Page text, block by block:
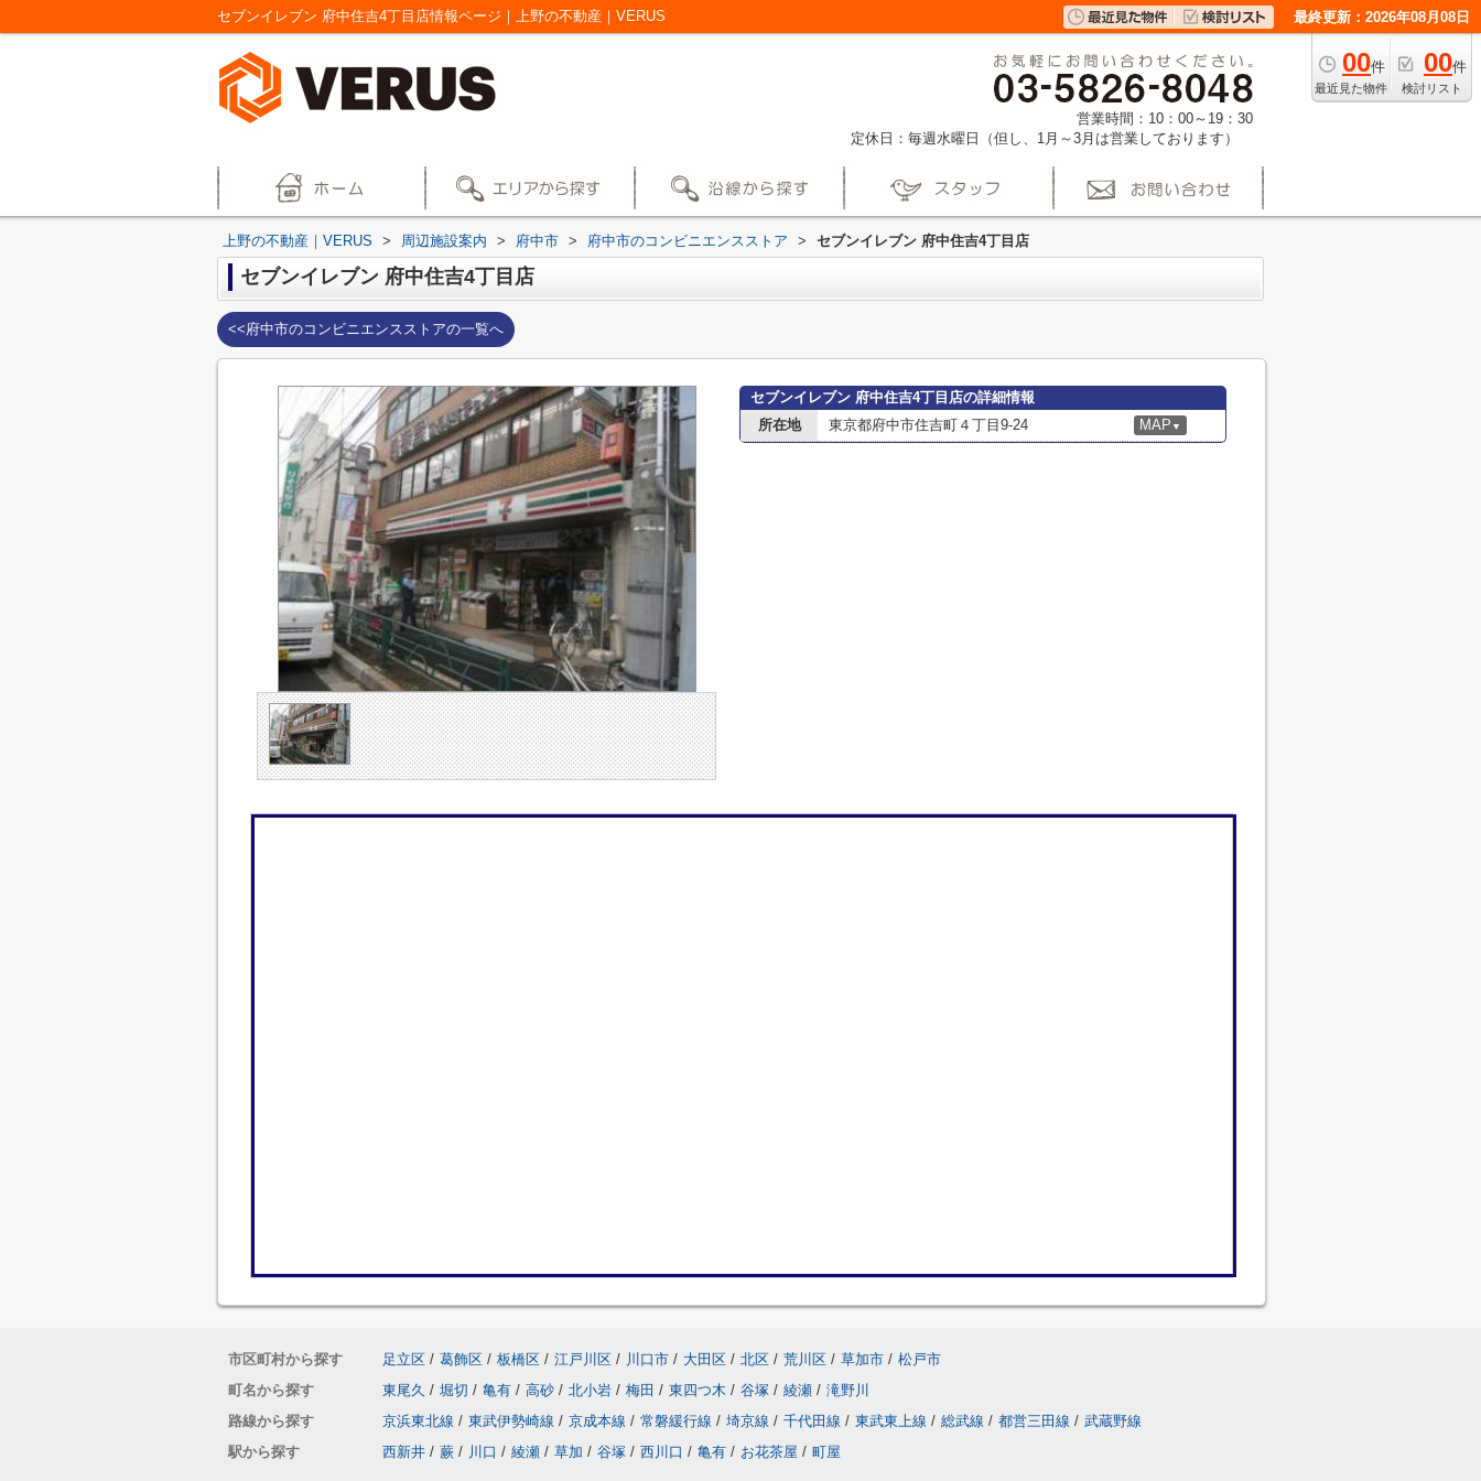
セブンイレブン 府中住吉4丁目店情報ページ｜上野の不動産｜VERUS 最終更新：2026年08月08日
00件
最近見た物件
00件
検討リスト
営業時間：10：00～19：30
定休日：毎週水曜日（但し、1月～3月は営業しております）
上野の不動産｜VERUS > 周辺施設案内 > 府中市 > 府中市のコンビニエンスストア > セブンイレブン 府中住吉4丁目店
セブンイレブン 府中住吉4丁目店
<<府中市のコンビニエンスストアの一覧へ
セブンイレブン 府中住吉4丁目店の詳細情報
所在地
東京都府中市住吉町４丁目9-24 MAP ▼
市区町村から探す 足立区 / 葛飾区 / 板橋区 / 江戸川区 / 川口市 / 大田区 / 北区 / 荒川区 / 草加市 / 松戸市
町名から探す
東尾久 / 堀切 / 亀有 / 高砂 / 北小岩 / 梅田 / 東四つ木 / 谷塚 / 綾瀬 / 滝野川
路線から探す
京浜東北線 / 東武伊勢崎線 / 京成本線 / 常磐緩行線 / 埼京線 / 千代田線 / 東武東上線 / 総武線 / 都営三田線 / 武蔵野線
駅から探す
西新井 / 蕨 / 川口 / 綾瀬 / 草加 / 谷塚 / 西川口 / 亀有 / お花茶屋 / 町屋